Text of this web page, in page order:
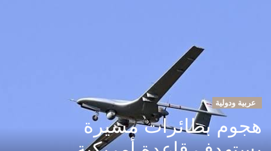
عربية ودولية
هجوم بطائرات مسيرة